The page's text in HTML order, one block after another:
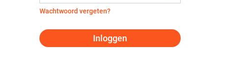
Wachtwoord vergeten?
Inloggen